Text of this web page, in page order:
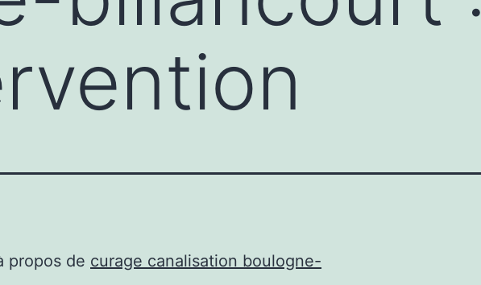
propos de curage canalisation boulogne-